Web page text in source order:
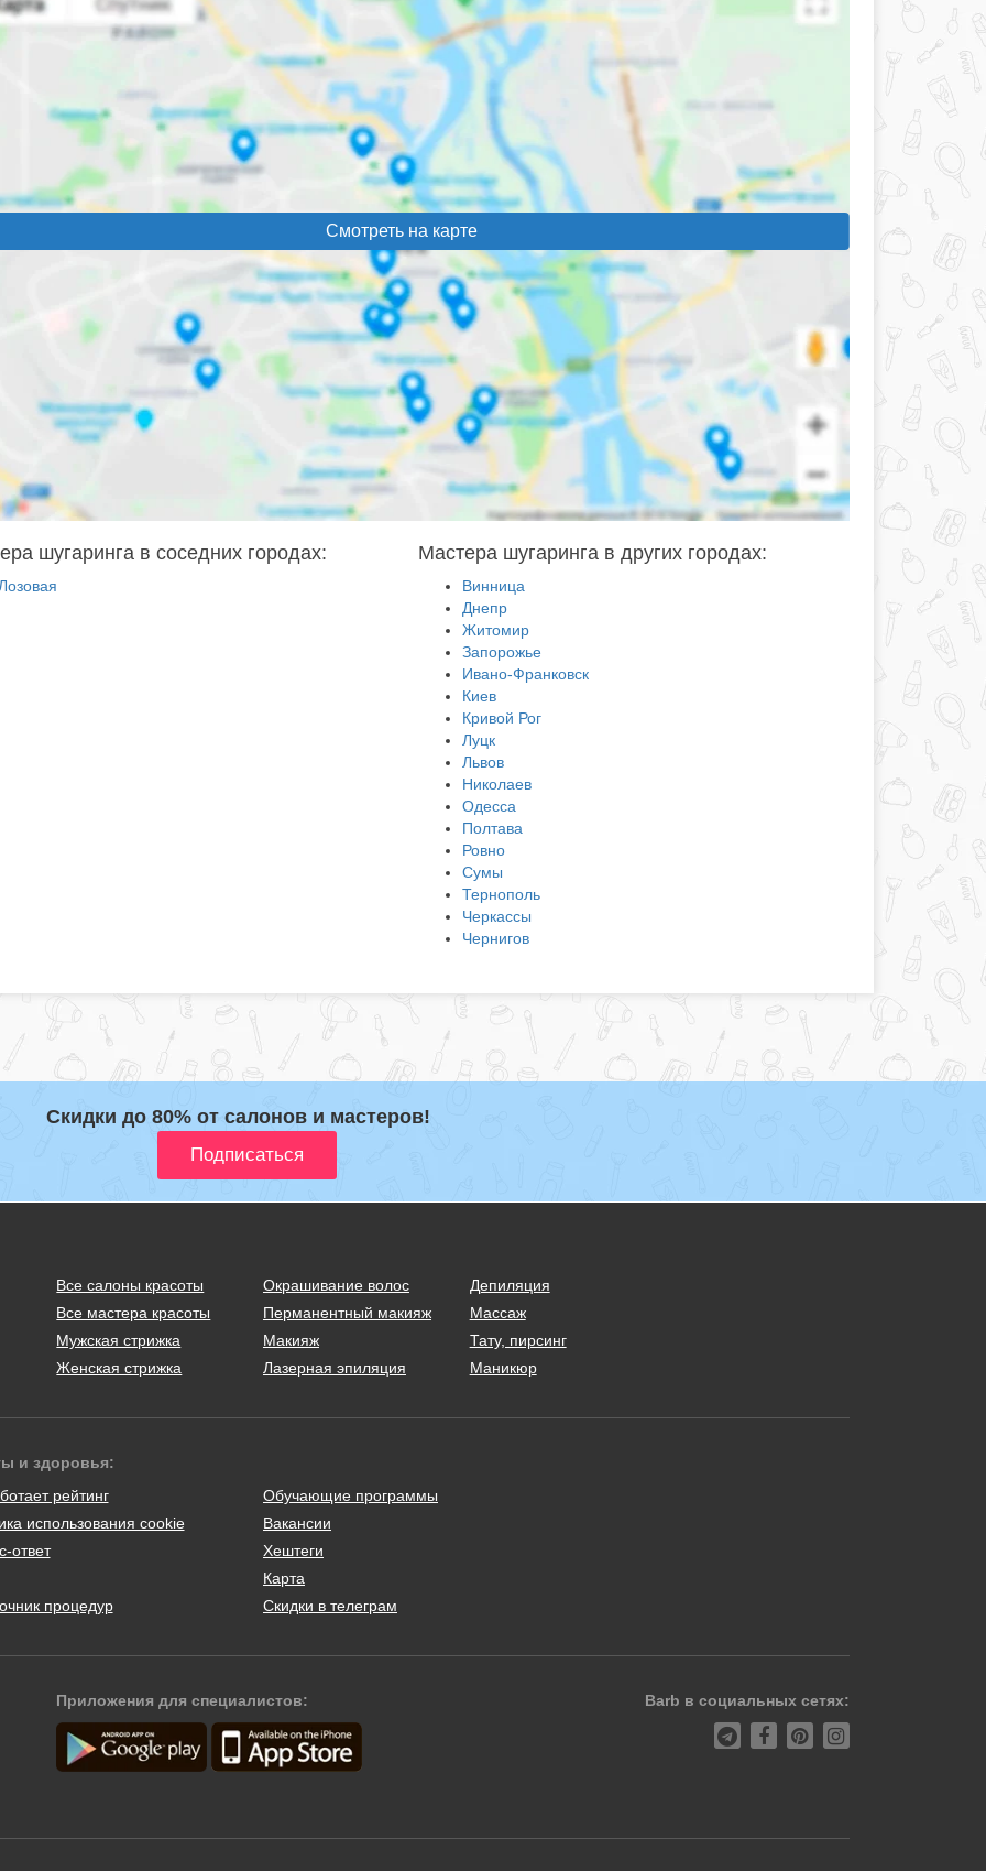
Смотреть на карте
шугаринга в соседних городах: Мастера шугаринга в других городах:
Винница
Днепр
Житомир
Запорожье
Ивано-Франковск
Киев
Кривой Рог
Луцк
Львов
Николаев
Одесса
Полтава
Ровно
Сумы
Тернополь
Черкассы
Чернигов
Скидки до 80% от салонов и мастеров!
Все салоны красоты
Все мастера красоты
Мужская стрижка
Женская стрижка
Окрашивание волос
Перманентный макияж
Макияж
Лазерная эпиляция
Депиляция
Массаж
Тату, пирсинг
Маникюр
и здоровья:
рейтинг
использования cookie
ответ
процедур
Обучающие программы
Вакансии
Хештеги
Карта
Скидки в телеграм
Приложения для специалистов: Barb в социальных сетях: